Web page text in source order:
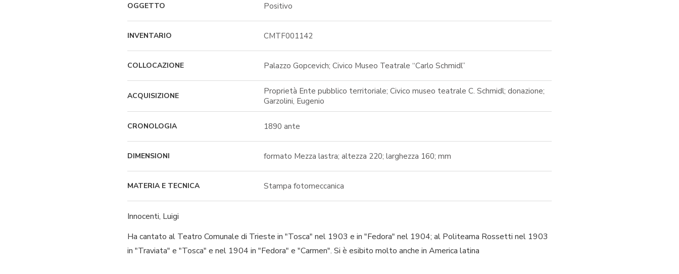
OGGETTO Positivo
INVENTARIO CMTF001142
COLLOCAZIONE Palazzo Gopcevich; Civico Museo Teatrale “Carlo Schmidl”
ACQUISIZIONE
Proprietà Ente pubblico territoriale; Civico museo teatrale C. Schmidl; donazione;
Garzolini, Eugenio
CRONOLOGIA 1890 ante
DIMENSIONI formato Mezza lastra; altezza 220; larghezza 160; mm
MATERIA E TECNICA Stampa fotomeccanica
Innocenti, Luigi
Ha cantato al Teatro Comunale di Trieste in "Tosca" nel 1903 e in "Fedora" nel 1904; al Politeama Rossetti nel 1903
in "Traviata" e "Tosca" e nel 1904 in "Fedora" e "Carmen". Si è esibito molto anche in America latina